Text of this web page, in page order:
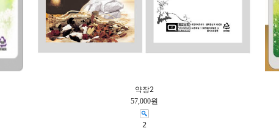
약장2
57,000원
2